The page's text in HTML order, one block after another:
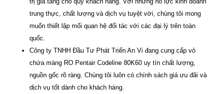
trung thực, chất lượng và dịch vụ tuyệt vời, chúng tôi mong
muốn thiết lập mối quan hệ đối tác với các đại lý trên toàn
quốc.
Công ty TNHH Đầu Tư Phát Triển An Vi đang cung cấp vỏ
chứa màng RO Pentair Codeline 80K60 uy tín chất lượng,
nguồn gốc rõ ràng. Chúng tôi luôn có chính sách giá ưu đãi và
dịch vụ tốt dành cho khách hàng.